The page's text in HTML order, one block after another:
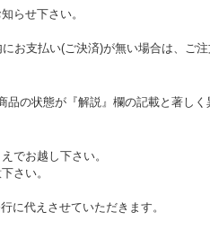
らせ下さい。
支払い(ご決済)が無い場合は、ご注
の状態が『解説』欄の記載と著しく
でお越し下さい。
さい。
に代えさせていただきます。